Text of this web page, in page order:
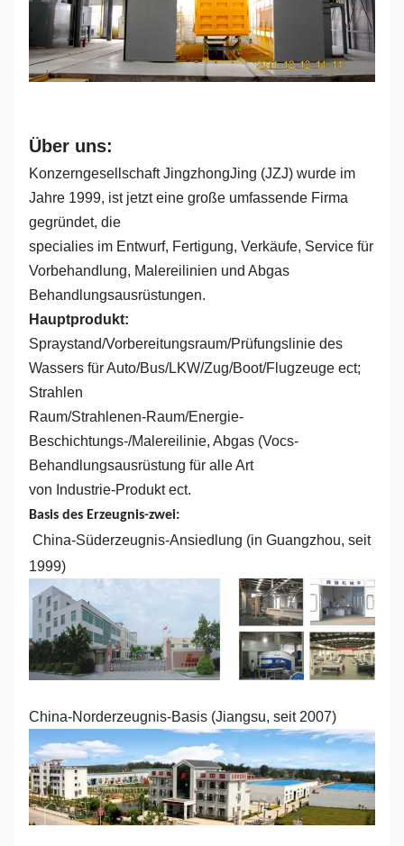
Über uns:
Konzerngesellschaft JingzhongJing (JZJ) wurde im
Jahre 1999, ist jetzt eine große umfassende Firma
gegründet, die
specialies im Entwurf, Fertigung, Verkäufe, Service für
Vorbehandlung, Malereilinien und Abgas
Behandlungsausrüstungen.
Hauptprodukt:
Spraystand/Vorbereitungsraum/Prüfungslinie des
Wassers für Auto/Bus/LKW/Zug/Boot/Flugzeuge ect;
Strahlen
Raum/Strahlenen-Raum/Energie-
Beschichtungs-/Malereilinie, Abgas (Vocs-
Behandlungsausrüstung für alle Art
von Industrie-Produkt ect.
Basis des Erzeugnis-zwei:
China-Süderzeugnis-Ansiedlung (in Guangzhou, seit
1999)
China-Norderzeugnis-Basis (Jiangsu, seit 2007)